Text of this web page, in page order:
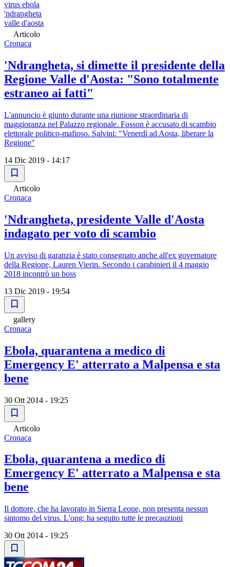
virus ebola
'ndrangheta
valle d'aosta
Articolo
Cronaca
'Ndrangheta, si dimette il presidente della
Regione Valle d'Aosta: "Sono totalmente
estraneo ai fatti"
L'annuncio è giunto durante una riunione straordinaria di
maggioranza nel Palazzo regionale. Fosson è accusato di scambio
elettorale politico-mafioso. Salvini: "Venerdì ad Aosta, liberare la
Regione"
14 Dic 2019 - 14:17
Articolo
Cronaca
'Ndrangheta, presidente Valle d'Aosta
indagato per voto di scambio
Un avviso di garanzia è stato consegnato anche all'ex governatore
della Regione, Lauren Vierin. Secondo i carabinieri il 4 maggio
2018 incontrò un boss
13 Dic 2019 - 19:54
gallery
Cronaca
Ebola, quarantena a medico di
Emergency E' atterrato a Malpensa e sta
bene
30 Ott 2014 - 19:25
Articolo
Cronaca
Ebola, quarantena a medico di
Emergency E' atterrato a Malpensa e sta
bene
Il dottore, che ha lavorato in Sierra Leone, non presenta nessun
sintomo del virus. L'ong: ha seguito tutte le precauzioni
30 Ott 2014 - 19:25